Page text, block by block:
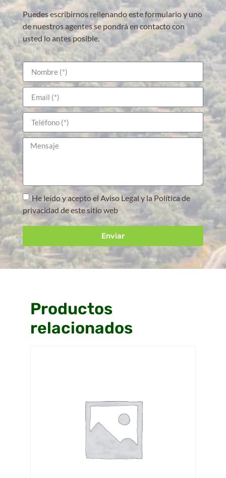
Puedes escribirnos rellenando este formulario y uno
de nuestros agentes se pondrá en contacto con
usted lo antes posible.
He leído y acepto el Aviso Legal y la Política de
privacidad de este sitio web
Enviar
Productos
relacionados